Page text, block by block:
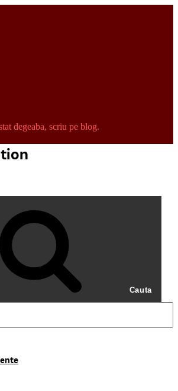
degeaba, scriu pe blog.
Cauta